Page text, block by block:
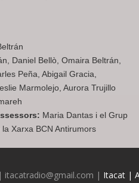
Daniel Bellò, Omaira Beltrán,
Peña, Abigail Gracia,
Marmolejo, Aurora Trujillo
Maria Dantas i el Grup
Xarxa BCN Antirumors
| Itacat |